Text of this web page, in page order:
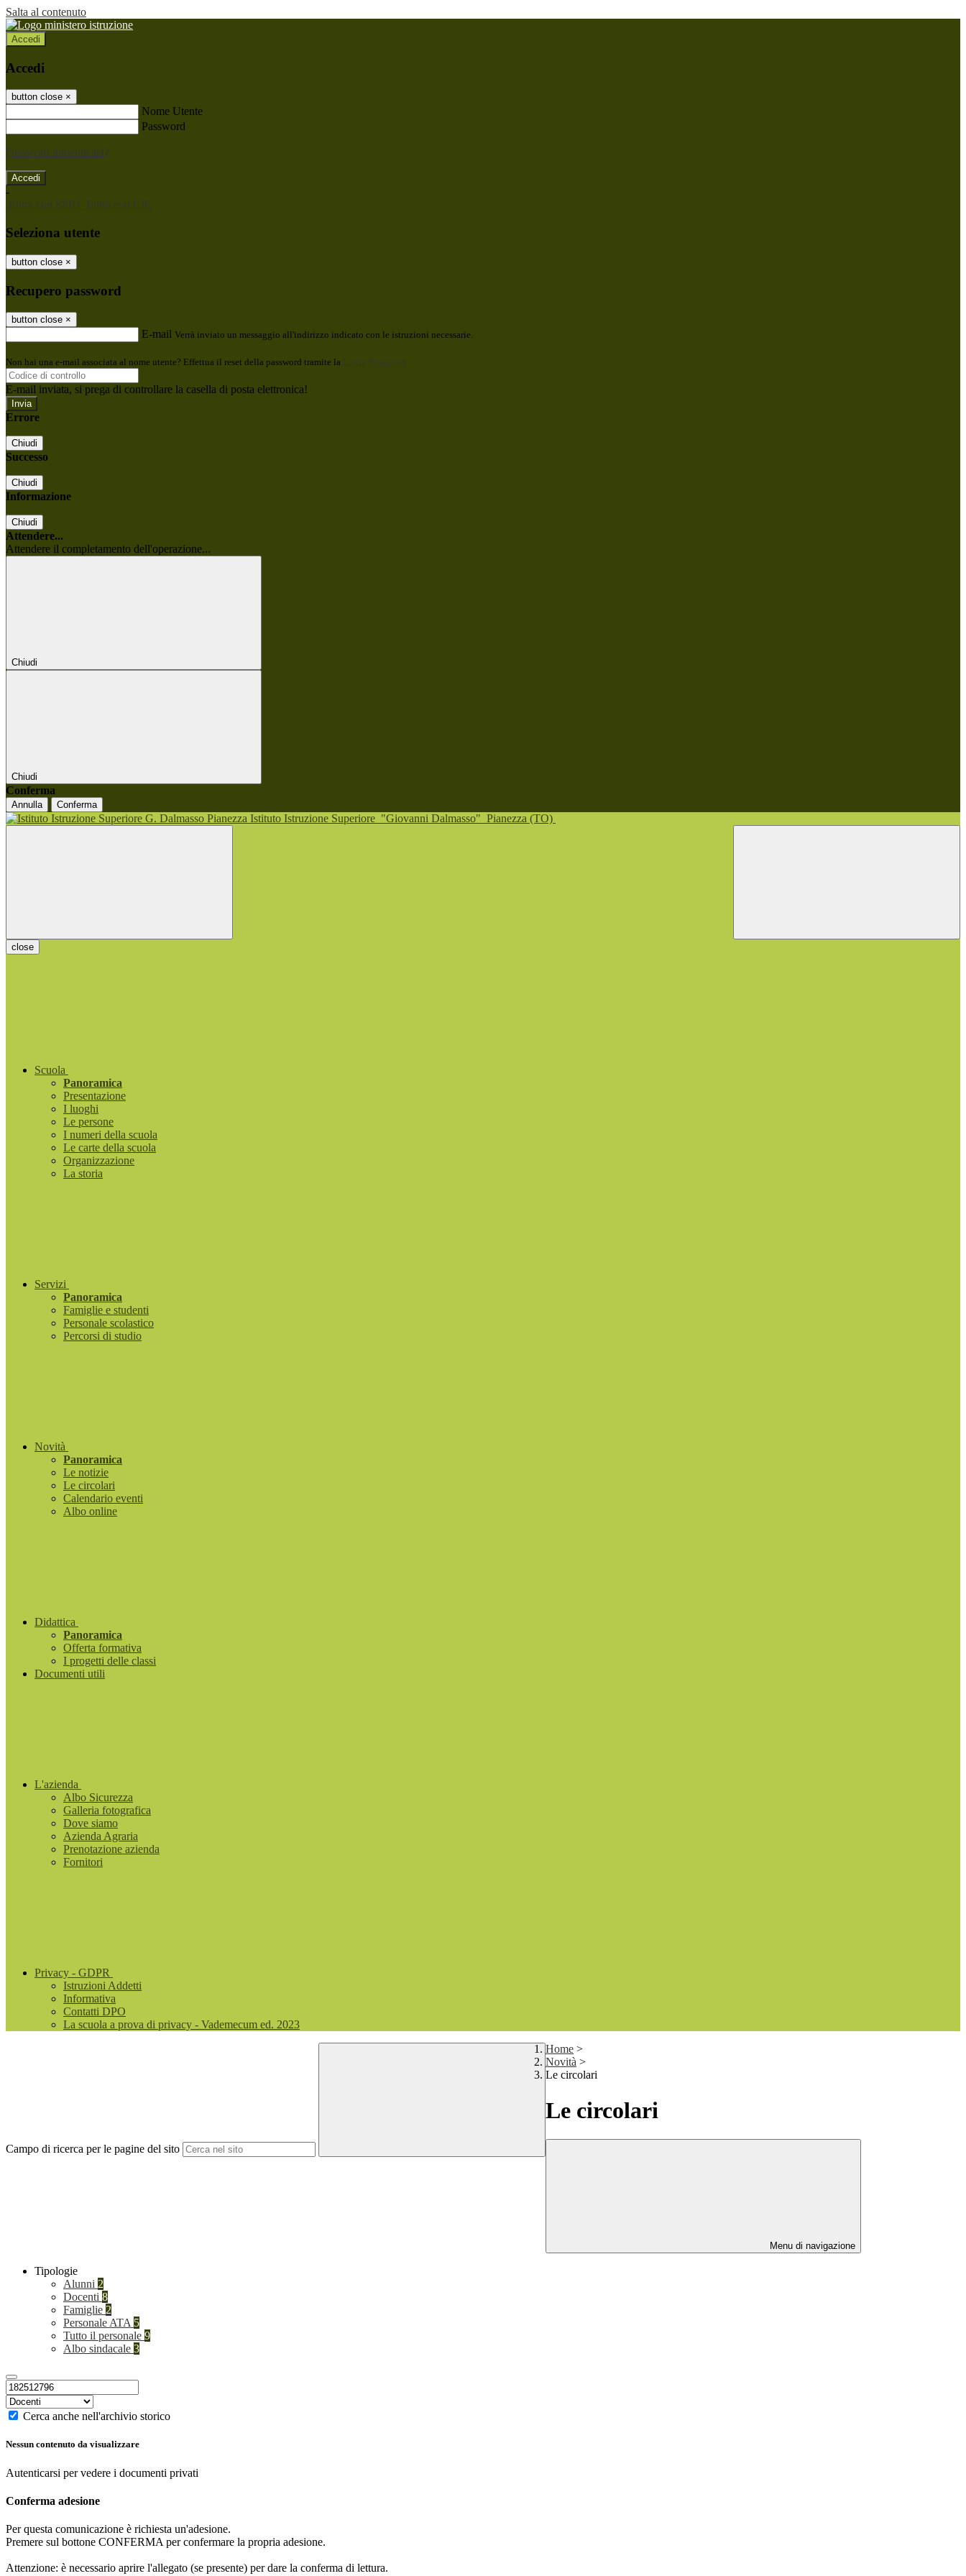
Salta al contenuto
Accedi
Accedi
button close ×
Nome Utente
Password
Password dimenticata?
-
Entra con SPID Entra con CIE
Seleziona utente
button close ×
Recupero password
button close ×
E-mail Verrà inviato un messaggio all'indirizzo indicato con le istruzioni necessarie.
Non hai una e-mail associata al nome utente? Effettua il reset della password tramite la Login Spaggiari
E-mail inviata, si prega di controllare la casella di posta elettronica!
Errore
Chiudi
Successo
Chiudi
Informazione
Chiudi
Attendere...
Attendere il completamento dell'operazione...
Chiudi
Chiudi
Conferma
Annulla Conferma
Istituto Istruzione Superiore "Giovanni Dalmasso" Pianezza (TO)
close
Scuola
Panoramica
Presentazione
I luoghi
Le persone
I numeri della scuola
Le carte della scuola
Organizzazione
La storia
Servizi
Panoramica
Famiglie e studenti
Personale scolastico
Percorsi di studio
Novità
Panoramica
Le notizie
Le circolari
Calendario eventi
Albo online
Didattica
Panoramica
Offerta formativa
I progetti delle classi
Documenti utili
L'azienda
Albo Sicurezza
Galleria fotografica
Dove siamo
Azienda Agraria
Prenotazione azienda
Fornitori
Privacy - GDPR
Istruzioni Addetti
Informativa
Contatti DPO
La scuola a prova di privacy - Vademecum ed. 2023
Campo di ricerca per le pagine del sito
Home >
Novità >
Le circolari
Le circolari
Menu di navigazione
Tipologie
Alunni 2
Docenti 8
Famiglie 2
Personale ATA 5
Tutto il personale 9
Albo sindacale 3
Cerca anche nell'archivio storico
Nessun contenuto da visualizzare
Autenticarsi per vedere i documenti privati
Conferma adesione
Per questa comunicazione è richiesta un'adesione.
Premere sul bottone CONFERMA per confermare la propria adesione.
Attenzione: è necessario aprire l'allegato (se presente) per dare la conferma di lettura.